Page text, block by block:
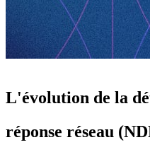
L'évolution de la
réponse réseau